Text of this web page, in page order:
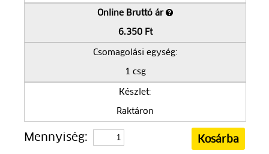
Online Bruttó ár
6.350 Ft
Csomagolási egység:
1 csg
Készlet:
Raktáron
Mennyiség: